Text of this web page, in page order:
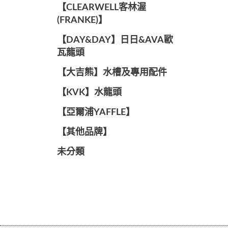
️【CLEARWELL客林渥
(FRANKE)】️
️【DAY&DAY】️日日&AVA歐
瓦龍頭
【大吉熊】水槽及專用配件
️【KVK】水龍頭️
【亞爾浦YAFFLE】
️【其他品牌】️
未分類